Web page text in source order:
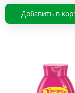
Добавить в